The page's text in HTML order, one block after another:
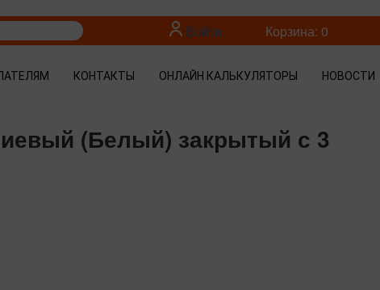
Войти Корзина: 0
КОНТАКТЫ ОНЛАЙН КАЛЬКУЛЯТОРЫ НОВОСТИ
(Белый) закрытый с 3